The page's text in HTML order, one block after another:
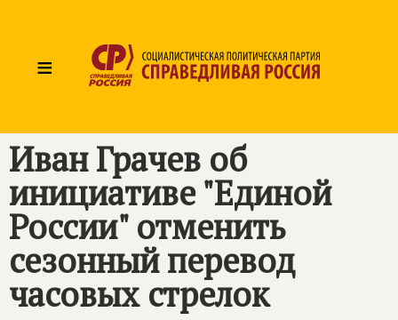
≡
Иван Грачев об
инициативе "Единой
России" отменить
сезонный перевод
часовых стрелок